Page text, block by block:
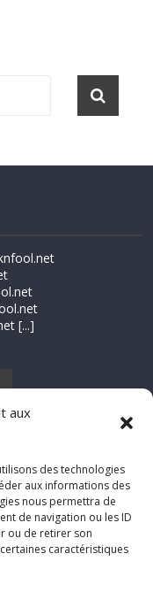
aux
des technologies
aux informations des
nous permettra de
de navigation ou les ID
ou de retirer son
caractéristiques
[...]